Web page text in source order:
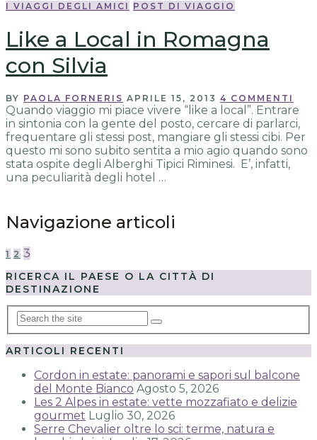
I VIAGGI DEGLI AMICI POST DI VIAGGIO
Like a Local in Romagna
con Silvia
BY PAOLA FORNERIS APRILE 15, 2013 4 COMMENTI
Quando viaggio mi piace vivere “like a local”. Entrare
in sintonia con la gente del posto, cercare di parlarci,
frequentare gli stessi post, mangiare gli stessi cibi. Per
questo mi sono subito sentita a mio agio quando sono
stata ospite degli Alberghi Tipici Riminesi. E’, infatti,
una peculiarità degli hotel …
Navigazione articoli
1 2 3
RICERCA IL PAESE O LA CITTÀ DI
DESTINAZIONE
ARTICOLI RECENTI
Cordon in estate: panorami e sapori sul balcone
del Monte Bianco Agosto 5, 2026
Les 2 Alpes in estate: vette mozzafiato e delizie
gourmet Luglio 30, 2026
Serre Chevalier oltre lo sci: terme, natura e